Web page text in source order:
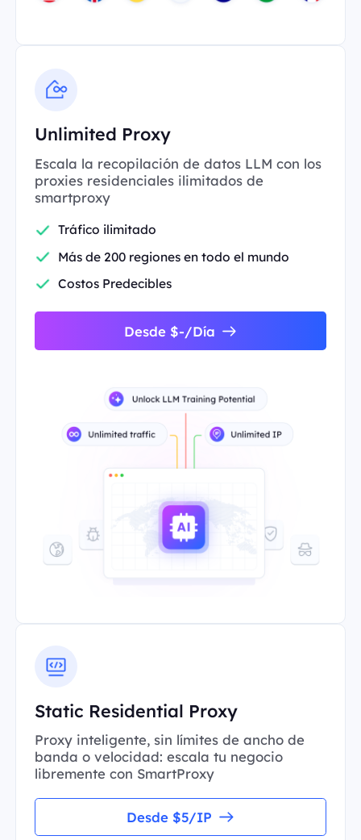
Unlimited Proxy
Escala la recopilación de datos LLM con los
proxies residenciales ilimitados de
smartproxy
Tráfico ilimitado
Más de 200 regiones en todo el mundo
Costos Predecibles
Desde $-/Día
Static Residential Proxy
Proxy inteligente, sin límites de ancho de
banda o velocidad: escala tu negocio
libremente con SmartProxy
Desde $5/IP